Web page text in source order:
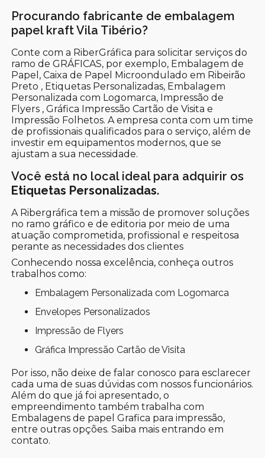
Procurando fabricante de embalagem
papel kraft Vila Tibério?
Conte com a RiberGráfica para solicitar serviços do
ramo de GRÁFICAS, por exemplo, Embalagem de
Papel, Caixa de Papel Microondulado em Ribeirão
Preto , Etiquetas Personalizadas, Embalagem
Personalizada com Logomarca, Impressão de
Flyers , Gráfica Impressão Cartão de Visita e
Impressão Folhetos. A empresa conta com um time
de profissionais qualificados para o serviço, além de
investir em equipamentos modernos, que se
ajustam a sua necessidade.
Você está no local ideal para adquirir os
Etiquetas Personalizadas.
A Ribergráfica tem a missão de promover soluções
no ramo gráfico e de editoria por meio de uma
atuação comprometida, profissional e respeitosa
perante as necessidades dos clientes
Conhecendo nossa excelência, conheça outros
trabalhos como:
Embalagem Personalizada com Logomarca
Envelopes Personalizados
Impressão de Flyers
Gráfica Impressão Cartão de Visita
Por isso, não deixe de falar conosco para esclarecer
cada uma de suas dúvidas com nossos funcionários.
Além do que já foi apresentado, o
empreendimento também trabalha com
Embalagens de papel Grafica para impressão,
entre outras opções. Saiba mais entrando em
contato.